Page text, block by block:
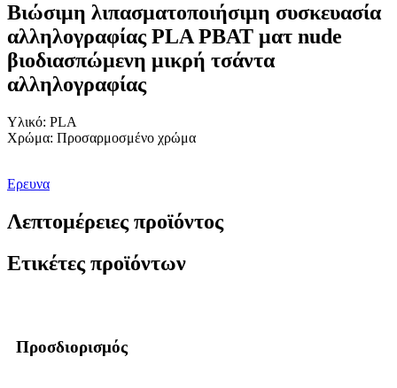
Βιώσιμη λιπασματοποιήσιμη συσκευασία
αλληλογραφίας PLA PBAT ματ nude
βιοδιασπώμενη μικρή τσάντα
αλληλογραφίας
Υλικό: PLA
Χρώμα: Προσαρμοσμένο χρώμα
Ερευνα
Λεπτομέρειες προϊόντος
Ετικέτες προϊόντων
Προσδιορισμός